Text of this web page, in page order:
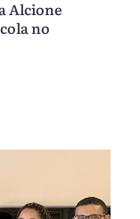
Alcione
no